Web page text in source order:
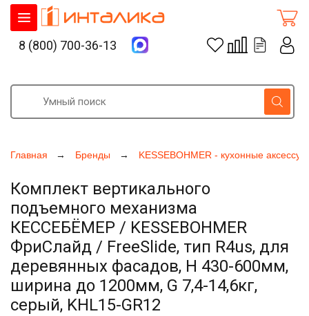
Главная Бренды KESSEBOHMER - кухонные
Комплект вертикального
подъемного механизма
КЕССЕБЁМЕР / KESSEBOHMER
ФриСлайд / FreeSlide, тип R4us, для
деревянных фасадов, H 430-600мм,
ширина до 1200мм, G 7,4-14,6кг,
серый, KHL15-GR12
8 (800) 700-36-13